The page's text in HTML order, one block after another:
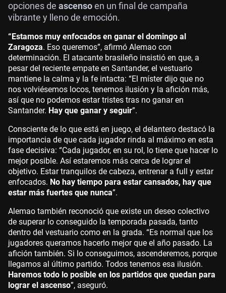
opciones de ascensoen un final de campaña
vibrante y lleno de emoción.
“Estamos muy enfocados en ganar el domingo al
Zaragoza. Eso queremos”, afirmó Alemao con
determinación. El atacante brasileño insistió en que, a
pesar del reciente empate en Santander, el vestuario
mantiene la calma y la fe intacta: “El míster dijo que no
nos volviésemos locos, tenemos ilusión y la afición más,
así que no podemos estar tristes tras no ganar en
Santander. Hay que ganar y seguir”.
Consciente de lo que está en juego, el delantero destacó la
importancia de que cada jugador rinda al máximo en esta
fase decisiva: “Cada jugador, en su rol, lo tiene que hacer lo
mejor posible. Así estaremos más cerca de lograr el
objetivo. Estar tranquilos de cabeza, entrenar a full y estar
enfocados. No hay tiempo para estar cansados, hay que
estar más fuertes que nunca”.
Alemao también reconoció que existe un deseo colectivo
de superar lo conseguido la temporada pasada, tanto
dentro del vestuario como en la grada. “Es normal que los
jugadores queramos hacerlo mejor que el año pasado. La
afición también. Si lo conseguimos, ascenderemos, porque
llegamos al último partido. Todos tenemos esa ilusión.
Haremos todo lo posible en los partidos que quedan para
lograr el ascenso”, aseguró.